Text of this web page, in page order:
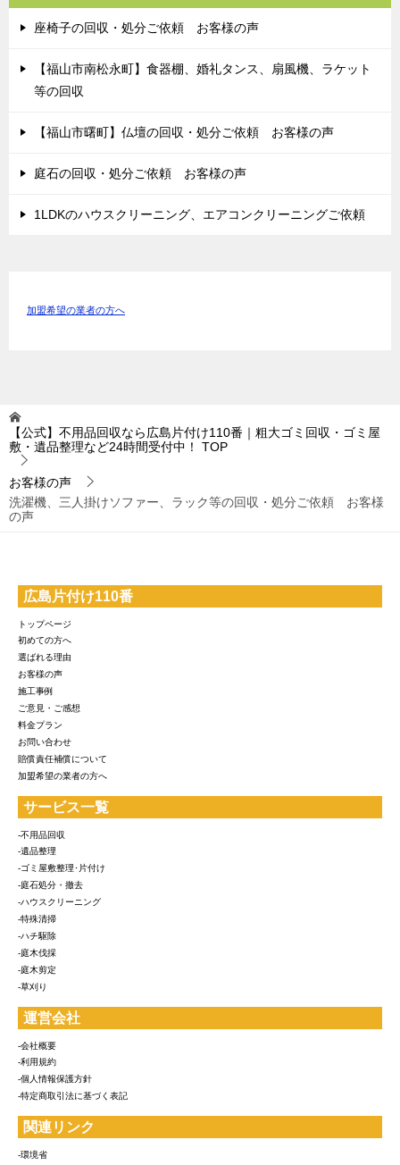
座椅子の回収・処分ご依頼 お客様の声
【福山市南松永町】食器棚、婚礼タンス、扇風機、ラケット
等の回収
【福山市曙町】仏壇の回収・処分ご依頼 お客様の声
庭石の回収・処分ご依頼 お客様の声
1LDKのハウスクリーニング、エアコンクリーニングご依頼
加盟希望の業者の方へ
【公式】不用品回収なら広島片付け110番｜粗大ゴミ回収・ゴミ屋
敷・遺品整理など24時間受付中！
TOP
お客様の声
洗濯機、三人掛けソファー、ラック等の回収・処分ご依頼 お客様
の声
広島片付け110番
トップページ
初めての方へ
選ばれる理由
お客様の声
施工事例
ご意見・ご感想
料金プラン
お問い合わせ
賠償責任補償について
加盟希望の業者の方へ
サービス一覧
-不用品回収
-遺品整理
-ゴミ屋敷整理･片付け
-庭石処分・撤去
-ハウスクリーニング
-特殊清掃
-ハチ駆除
-庭木伐採
-庭木剪定
-草刈り
運営会社
-会社概要
-利用規約
-個人情報保護方針
-特定商取引法に基づく表記
関連リンク
-環境省